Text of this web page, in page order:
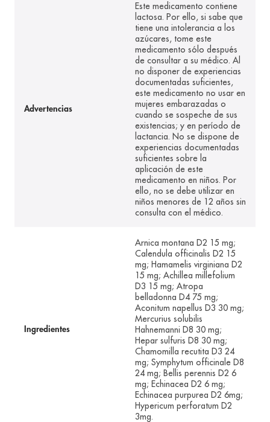
Advertencias
Este medicamento contiene
lactosa. Por ello, si sabe que
tiene una intolerancia a los
azúcares, tome este
medicamento sólo después
de consultar a su médico. Al
no disponer de experiencias
documentadas suficientes,
este medicamento no usar en
mujeres embarazadas o
cuando se sospeche de sus
existencias; y en período de
lactancia. No se dispone de
experiencias documentadas
suficientes sobre la
aplicación de este
medicamento en niños. Por
ello, no se debe utilizar en
niños menores de 12 años sin
consulta con el médico.
Ingredientes
Arnica montana D2 15 mg;
Calendula officinalis D2 15
mg; Hamamelis virginiana D2
15 mg; Achillea millefolium
D3 15 mg; Atropa
belladonna D4 75 mg;
Aconitum napellus D3 30 mg;
Mercurius solubilis
Hahnemanni D8 30 mg;
Hepar sulfuris D8 30 mg;
Chamomilla recutita D3 24
mg; Symphytum officinale D8
24 mg; Bellis perennis D2 6
mg; Echinacea D2 6 mg;
Echinacea purpurea D2 6mg;
Hypericum perforatum D2
3mg.